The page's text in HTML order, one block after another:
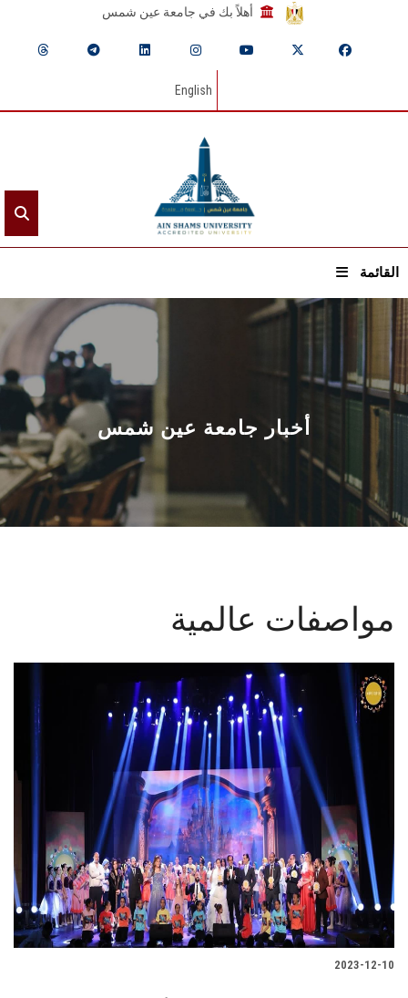
أهلاً بك في جامعة عين شمس
English
القائمة
الرئيسيـة
عن الجامعة
القطاعـات
الشئون الأكاديمية
البحث العلمي
الإعلام
تواصل معنا
هيئة التدريس
الدراسات العليا
أخبار جامعة عين شمس
مواصفات عالمية
2023-12-10